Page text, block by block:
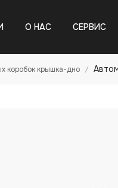
О НАС СЕРВИС
коробок крышка-дно